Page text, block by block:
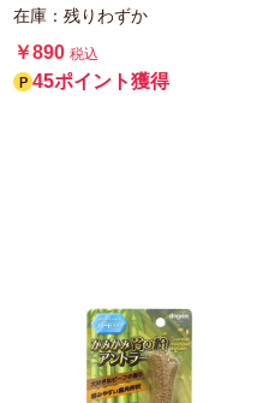
在庫：残りわずか
￥890 税込
45ポイント獲得